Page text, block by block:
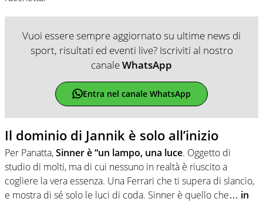
Vuoi essere sempre aggiornato su ultime news di
sport, risultati ed eventi live? Iscriviti al nostro
canaleWhatsApp
Entra nel canale WhatsApp
Il dominio di Jannik è solo all’inizio
Per Panatta,Sinner è “un lampo, una luce. Oggetto di
studio di molti, ma di cui nessuno in realtà è riuscito a
cogliere la vera essenza. Una Ferrari che ti supera di slancio,
e mostra di sé solo le luci di coda. Sinner è quello che… in